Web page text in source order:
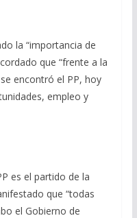
la “importancia de
que “frente a la
encontró el PP, hoy
empleo y
es el partido de la
que “todas
el Gobierno de